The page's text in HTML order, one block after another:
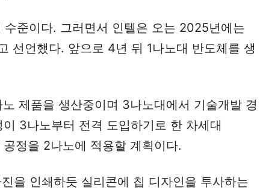
준이다. 그러면서 인텔은 오는 2025년에는
선언했다. 앞으로 4년 뒤 1나노대 반도체를 생
제품을 생산중이며 3나노대에서 기술개발 경
3나노부터 전격 도입하기로 한 차세대
정을 2나노에 적용할 계획이다.
을 인쇄하듯 실리콘에 칩 디자인을 투사하는